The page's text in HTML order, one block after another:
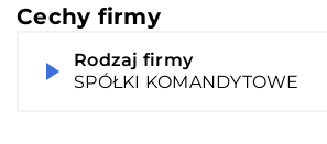
Cechy firmy
Rodzaj firmy
SPÓŁKI KOMANDYTOWE